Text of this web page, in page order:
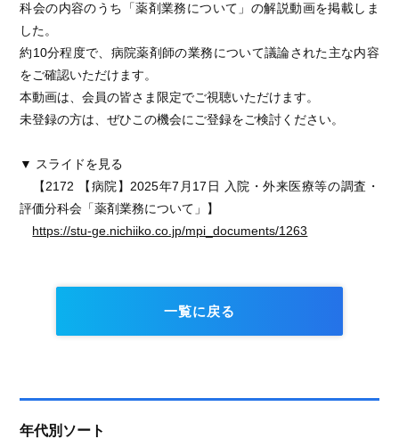
科会の内容のうち「薬剤業務について」の解説動画を掲載しま
した。
約10分程度で、病院薬剤師の業務について議論された主な内容
をご確認いただけます。
本動画は、会員の皆さま限定でご視聴いただけます。
未登録の方は、ぜひこの機会にご登録をご検討ください。
▼ スライドを見る
【2172 【病院】2025年7月17日 入院・外来医療等の調査・
評価分科会「薬剤業務について」】
https://stu-ge.nichiiko.co.jp/mpi_documents/1263
一覧に戻る
年代別ソート